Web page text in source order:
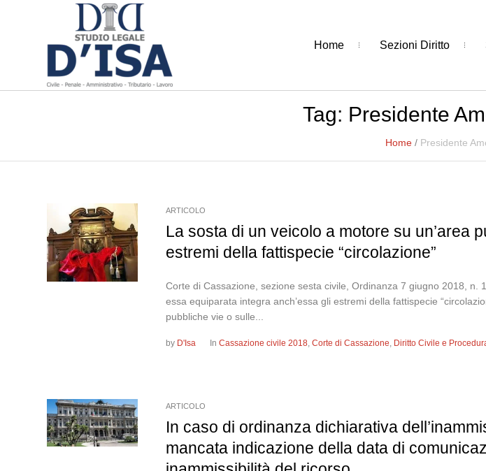
Home Sezioni Diritto
Tag: Presidente
Home / Presidente
ARTICOLO
La sosta di un veicolo a motore su un’area
estremi della fattispecie “circolazione”
Corte di Cassazione, sezione sesta civile, Ordinanza 7 giugno 2018,
essa equiparata integra anch’essa gli estremi della fattispecie
pubbliche vie o sulle...
by D'Isa InCassazione civile 2018,Corte di Cassazione, Diritto Civile e
ARTICOLO
In caso di ordinanza dichiarativa
mancata indicazione della data di